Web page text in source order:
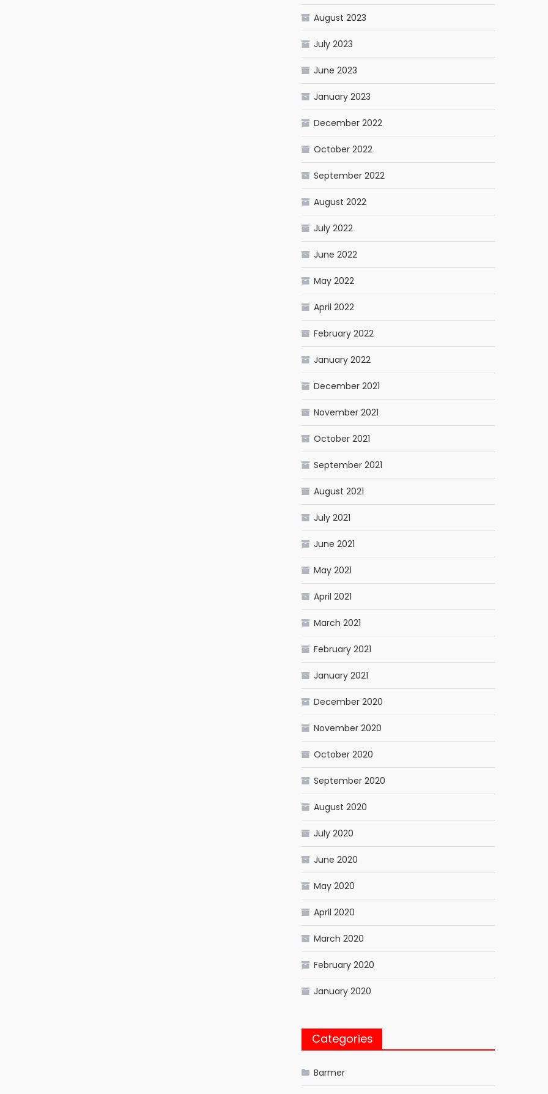
August 2023
July 2023
June 2023
January 2023
December 2022
October 2022
September 2022
August 2022
July 2022
June 2022
May 2022
April 2022
February 2022
January 2022
December 2021
November 2021
October 2021
September 2021
August 2021
July 2021
June 2021
May 2021
April 2021
March 2021
February 2021
January 2021
December 2020
November 2020
October 2020
September 2020
August 2020
July 2020
June 2020
May 2020
April 2020
March 2020
February 2020
January 2020
Categories
Barmer